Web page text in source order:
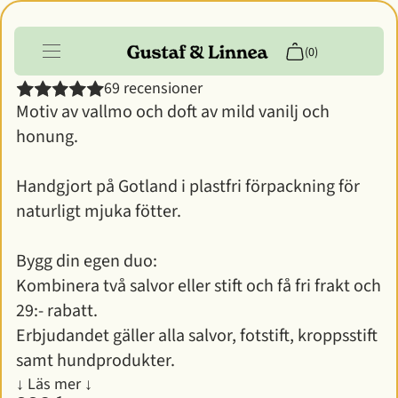
Produkter
Kundkonto
(0)
Fotstift - Bivax & Honung
69 recensioner
Motiv av vallmo och doft av mild vanilj och
honung.
Handgjort på Gotland i plastfri förpackning för
naturligt mjuka fötter.
Bygg din egen duo:
Kombinera två salvor eller stift och få fri frakt och
29:- rabatt.
Erbjudandet gäller alla salvor, fotstift, kroppsstift
samt hundprodukter.
↓ Läs mer ↓